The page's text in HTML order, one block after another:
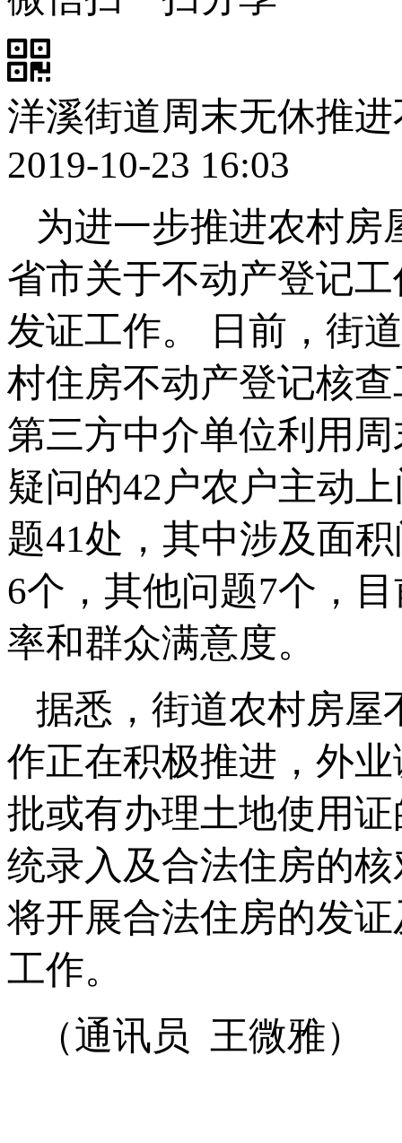
洋溪街道周末无休推
2019-10-23 16:03
为进一步推进农村房
省市关于不动产登记
发证工作。
日前，街
村住房不动产登记核
第三方中介单位利用
疑问的42户农户主动
题41处，其中涉及面
6个，其他问题7个，
率和群众满意度。
据悉，街道农村房屋
作正在积极推进，外
批或有办理土地使用
统录入及合法住房的
将开展合法住房的发
工作。
（通讯员 王微雅）